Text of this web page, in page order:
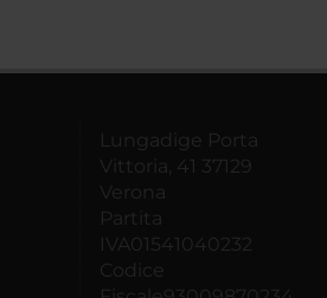
Lungadige Porta
Vittoria, 41 37129
Verona
Partita
IVA01541040232
Codice